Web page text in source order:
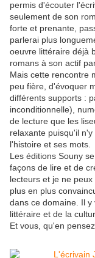
permis d'écouter
seulement de son
forte et prenante,
parlerai plus
oeuvre littéraire déjà
romans à son actif
Mais cette rencontre
peu fière, d'évoquer
différents supports :
inconditionnelle),
de lecture que les
relaxante puisqu'il
l'histoire et ses mots.
Les éditions Souny
façons de lire et de
lecteurs et je ne
plus en plus
dans ce domaine. Il
littéraire et de la
Et vous, qu'en